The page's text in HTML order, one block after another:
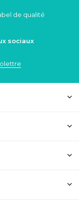
de qualité
sociaux